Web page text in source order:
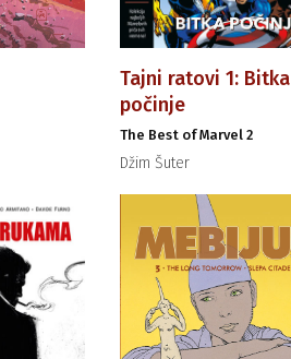
Tajni ratovi 1: Bitka
počinje
The Best of Marvel 2
Džim Šuter